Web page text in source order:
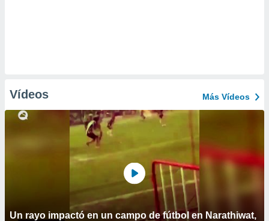
Vídeos Más Vídeos
Un rayo impactó en un campo de fútbol en Narathiwat,